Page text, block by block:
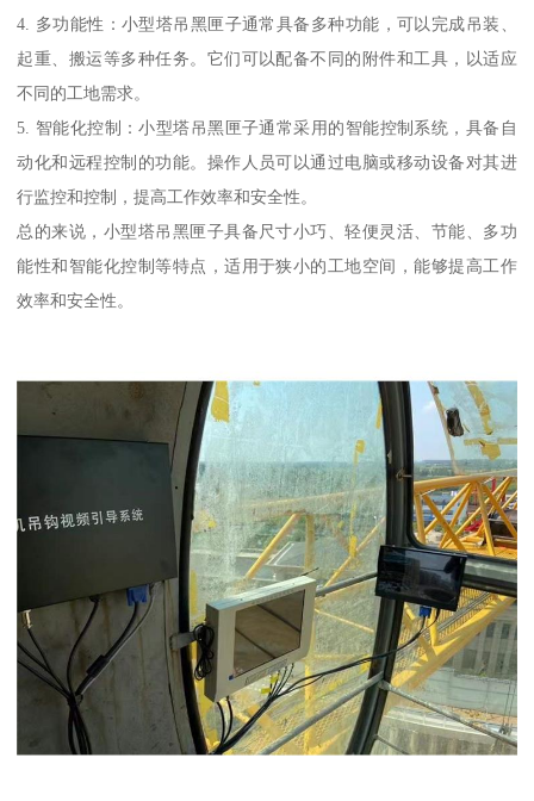
4. 多功能性：小型塔吊黑匣子通常具备多种功能，可以完成吊装、
起重、搬运等多种任务。它们可以配备不同的附件和工具，以适应
不同的工地需求。
5. 智能化控制：小型塔吊黑匣子通常采用的智能控制系统，具备自
动化和远程控制的功能。操作人员可以通过电脑或移动设备对其进
行监控和控制，提高工作效率和安全性。
总的来说，小型塔吊黑匣子具备尺寸小巧、轻便灵活、节能、多功
能性和智能化控制等特点，适用于狭小的工地空间，能够提高工作
效率和安全性。